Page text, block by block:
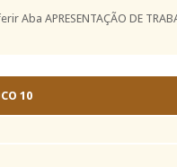
APRESENTAÇÃO DE
10